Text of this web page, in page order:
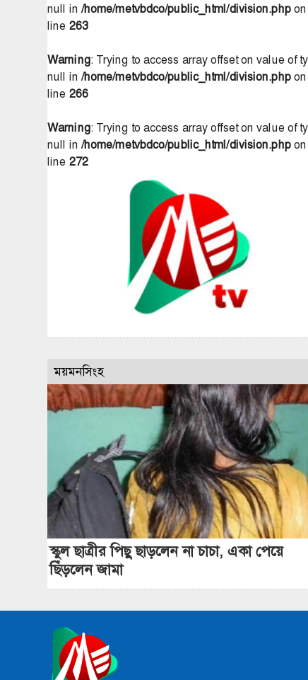
null in /home/metvbdco/public_html/division.phpon
line 263
Warning: Trying to access array offset on value of
null in /home/metvbdco/public_html/division.phpon
line 266
Warning: Trying to access array offset on value of
null in /home/metvbdco/public_html/division.phpon
line 272
ময়মনসিংহ
স্কুল ছাত্রীর পিছু ছাড়লেন না চাচা, একা পেয়ে
ছিঁড়লেন জামা